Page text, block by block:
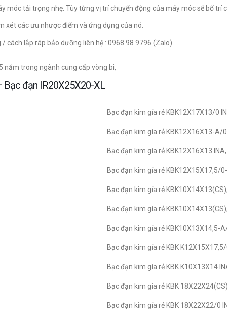
móc tải trọng nhẹ. Tùy từng vị trí chuyển động của máy móc sẽ bố trí
xét các ưu nhược điểm và ứng dụng của nó.
lắp ráp bảo dưỡng liên hệ : 0968 98 9796 (Zalo)
năm trong ngành cung cấp vòng bi,
Bạc đạn IR20X25X20-XL
Bạc đạn kim gía rẻ KBK12X17X13/0
Bạc đạn kim gía rẻ KBK12X16X13-A/
Bạc đạn kim gía rẻ KBK12X16X13 INA,
Bạc đạn kim gía rẻ KBK12X15X17,5/
Bạc đạn kim gía rẻ
Bạc đạn kim gía rẻ
Bạc đạn kim gía rẻ KBK10X13X14,5-
Bạc đạn kim gía rẻ KBK
Bạc đạn kim gía rẻ KBK K10X13X14
Bạc đạn kim gía rẻ KBK
Bạc đạn kim gía rẻ KBK 18X22X22/0